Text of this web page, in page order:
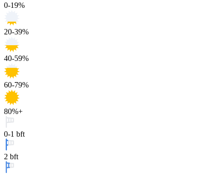
0-19%
20-39%
40-59%
60-79%
80%+
0-1 bft
2 bft